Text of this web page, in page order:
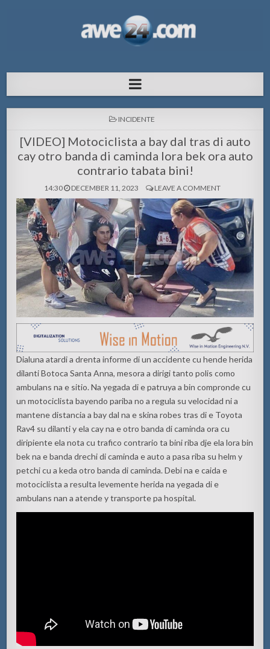
pa Aruba
POSTED
INCIDENTE
[VIDEO] Motociclista a bay dal tras di auto
cay otro banda di caminda lora bek ora auto
contrario tabata bini!
14:30 DECEMBER 11, 2023 LEAVE A COMMENT
Dialuna atardi a drenta informe di un accidente cu hende herida
dilanti Botoca Santa Anna, mesora a dirigi tanto polis como
ambulans na e sitio. Na yegada di e patruya a bin compronde cu
un motociclista bayendo pariba no a regula su velocidad ni a
mantene distancia a bay dal na e skina robes tras di e Toyota
Rav4 su dilanti y ela cay na e otro banda di caminda ora cu
diripiente ela nota cu trafico contrario ta bini riba dje ela lora bin
bek na e banda drechi di caminda e auto a pasa riba su helm y
petchi cu a keda otro banda di caminda. Debi na e caida e
motociclista a resulta levemente herida na yegada di e
ambulans nan a atende y transporte pa hospital.